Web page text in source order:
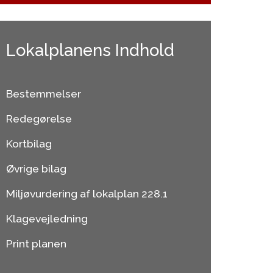
Lokalplanens Indhold
Bestemmelser
Redegørelse
Kortbilag
Øvrige bilag
Miljøvurdering af lokalplan 228.1
Klagevejledning
Print planen